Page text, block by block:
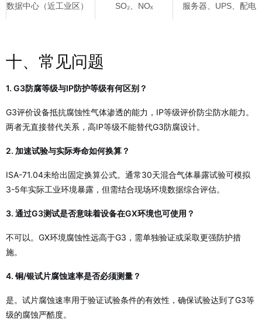
数据中心（近工业区） SO₂、NOₓ 服务器、UPS、配电
十、常见问题
1. G3防腐等级与IP防护等级有何区别？
G3评价设备抵抗腐蚀性气体渗透的能力，IP等级评价防尘防水能力。
两者无直接替代关系，高IP等级不能替代G3防腐设计。
2. 加速试验与实际寿命如何换算？
ISA-71.04未给出固定换算公式。通常30天混合气体暴露试验可模拟
3-5年实际工业环境暴露，但需结合现场环境数据综合评估。
3. 通过G3测试是否意味着设备在GX环境也可使用？
不可以。GX环境腐蚀性远高于G3，需单独验证或采取更强防护措
施。
4. 铜/银试片腐蚀速率是否必须测量？
是。试片腐蚀速率用于验证试验条件的有效性，确保试验达到了G3等
级的腐蚀严酷度。